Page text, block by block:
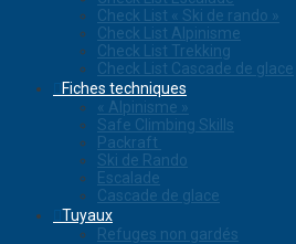
Check List « Ski de rando »
Check List Alpinisme
Check List Trekking
Check List Cascade de glace
Fiches techniques
« Alpinisme »
Safe Climbing Skills
Packraft
Ski de Rando
Escalade
Cascade de glace
Tuyaux
Refuges non gardés